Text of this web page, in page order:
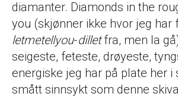
diamanter. Diamonds in the
you (skjønner ikke hvor jeg har
letmetellyou-dilletfra, men la
seigeste, feteste, drøyeste,
energiske jeg har på plate her i
smått sinnsykt som denne